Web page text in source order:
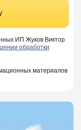
ИП Жуков Виктор
обработки
материалов